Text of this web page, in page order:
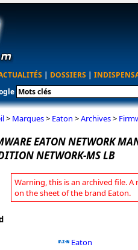
| DOSSIERS |
> Marques> Eaton >Archives>
EATON NETWORK
NETWORK-MS LB
Warning, this is an archived file. A
on the sheet of the brand Eaton.
Eaton